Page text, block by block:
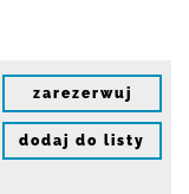
zarezerwuj
dodaj do listy